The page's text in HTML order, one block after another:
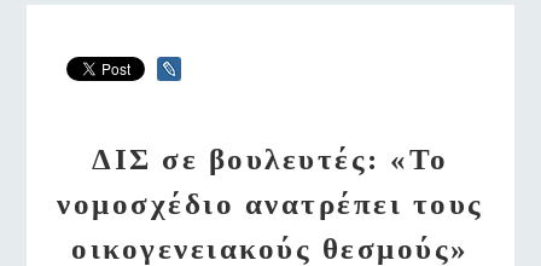
ΔΙΣ σε βουλευτές: «Το
νομοσχέδιο ανατρέπει τους
οικογενειακούς θεσμούς»